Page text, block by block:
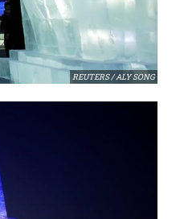
REUTERS / ALY SONG